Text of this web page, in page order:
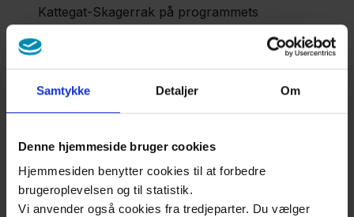
Samtykke Detaljer Om
Denne hjemmeside bruger cookies
Hjemmesiden benytter cookies til at forbedre
brugeroplevelsen og til statistik.
Vi anvender også cookies fra tredjeparter. Du vælger
Kattegat-Skagerrak på programmets
hjemmeside samt få information om puljer og
søgemuligheder.
Hjemmeside Interreg Öresund-Kattegat-
Skagerrak
For yderligere information
kontakt: